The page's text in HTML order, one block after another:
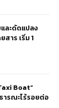
ละดัดแปลง
สาร เริ่ม 1
Boat”
ารณะไร้รอยต่อ